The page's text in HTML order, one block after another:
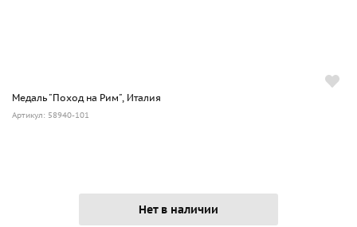
Медаль "Поход на Рим", Италия
Артикул: 58940-101
Нет в наличии